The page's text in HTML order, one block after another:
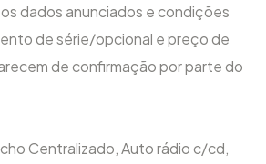
dados anunciados e condições
de série/opcional e preço de
de confirmação por parte do
Centralizado, Auto rádio c/cd,